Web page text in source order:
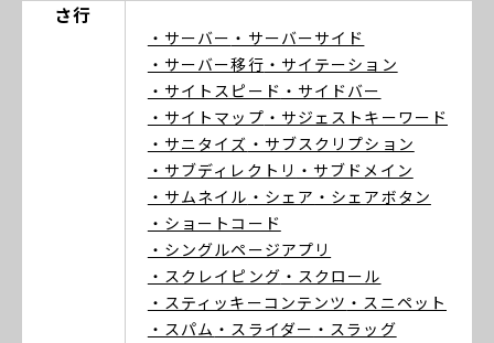
さ行
・サーバー ・サーバーサイド
・サーバー移行 ・サイテーション
・サイトスピード ・サイドバー
・サイトマップ ・サジェストキーワード
・サニタイズ ・サブスクリプション
・サブディレクトリ ・サブドメイン
・サムネイル ・シェア ・シェアボタン
・ショートコード
・シングルページアプリ
・スクレイピング ・スクロール
・スティッキーコンテンツ ・スニペット
・スパム ・スライダー ・スラッグ